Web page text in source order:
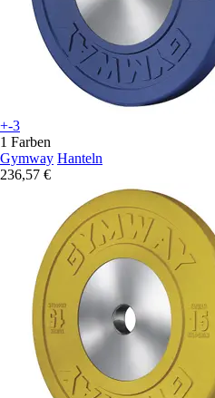
+-3
1 Farben
Gymway Hanteln
236,57 €